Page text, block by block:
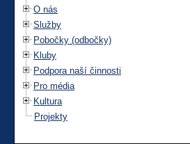
O nás
Služby
Pobočky (odbočky)
Kluby
Podpora naší činnosti
Pro média
Kultura
Projekty